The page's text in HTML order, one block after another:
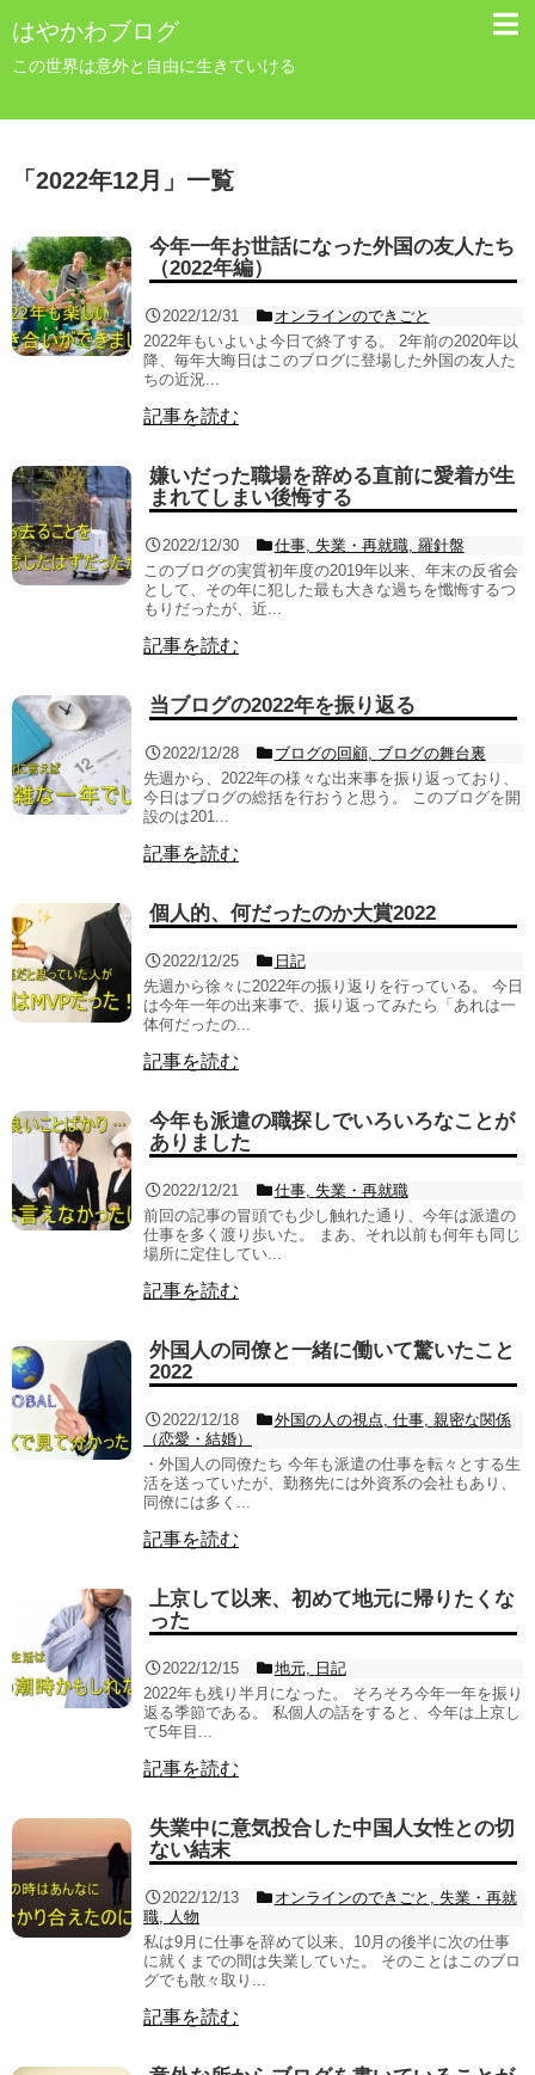
はやかわブログ
この世界は意外と自由に生きていける
「 2022年12月 」 一覧
今年一年お世話になった外国の友人たち
（2022年編）
2022/12/31
オンラインのできごと
2022年もいよいよ今日で終了する。 2年前の2020年以
降、毎年大晦日はこのブログに登場した外国の友人た
ちの近況...
記事を読む
嫌いだった職場を辞める直前に愛着が生
まれてしまい後悔する
2022/12/30 仕事, 失業・再就職, 羅針盤
このブログの実質初年度の2019年以来、年末の反省会
として、その年に犯した最も大きな過ちを懺悔するつ
もりだったが、近...
記事を読む
当ブログの2022年を振り返る
2022/12/28 ブログの回顧, ブログの舞台裏
先週から、2022年の様々な出来事を振り返っており、
今日はブログの総括を行おうと思う。 このブログを開
設のは201...
記事を読む
個人的、何だったのか大賞2022
2022/12/25
日記
先週から徐々に2022年の振り返りを行っている。 今日
は今年一年の出来事で、振り返ってみたら「あれは一
体何だったの...
記事を読む
今年も派遣の職探しでいろいろなことが
ありました
2022/12/21 仕事, 失業・再就職
前回の記事の冒頭でも少し触れた通り、今年は派遣の
仕事を多く渡り歩いた。 まあ、それ以前も何年も同じ
場所に定住してい...
記事を読む
外国人の同僚と一緒に働いて驚いたこと
2022
2022/12/18 外国の人の視点 仕事, 親密な関係
（恋愛・結婚）
・外国人の同僚たち 今年も派遣の仕事を転々とする生
活を送っていたが、勤務先には外資系の会社もあり、
同僚には多く...
記事を読む
上京して以来、初めて地元に帰りたくな
った
2022/12/15 地元,
日記
2022年も残り半月になった。 そろそろ今年一年を振り
返る季節である。 私個人の話をすると、今年は上京し
て5年目...
記事を読む
失業中に意気投合した中国人女性との切
ない結末
2022/12/13 オンラインのできごと
失業・再就
職
人物
私は9月に仕事を辞めて以来、10月の後半に次の仕事
に就くまでの間は失業していた。 そのことはこのブロ
グでも散々取り...
記事を読む